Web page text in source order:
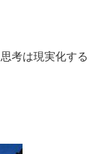
考は現実化する